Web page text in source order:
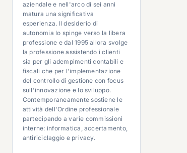
aziendale e nell'arco di sei anni
matura una significativa
esperienza. Il desiderio di
autonomia lo spinge verso la libera
professione e dal 1995 allora svolge
la professione assistendo i clienti
sia per gli adempimenti contabili e
fiscali che per l'implementazione
del controllo di gestione con focus
sull'innovazione e lo sviluppo.
Contemporaneamente sostiene le
attività dell'Ordine professionale
partecipando a varie commissioni
interne: informatica, accertamento,
antiriciclaggio e privacy.